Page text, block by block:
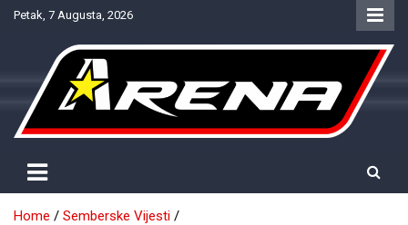
SkipPetak, 7 Augusta, 2026
NTV Arena
Home
Semberske Vijesti